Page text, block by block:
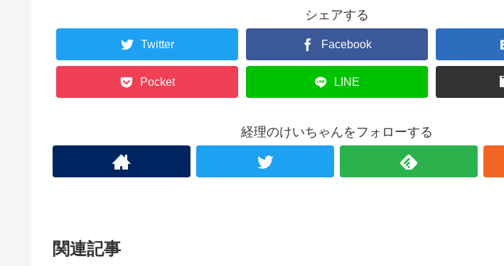
シェアする
Twitter Facebook
Pocket LINE
経理のけいちゃんをフォローする
関連記事